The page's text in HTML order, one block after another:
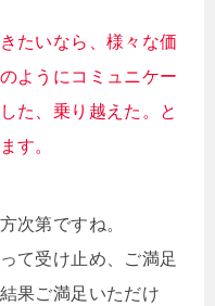
たいなら、様々な価
ようにコミュニケー
た、乗り越えた。と
す。
次第ですね。
て受け止め、ご満足
果ご満足いただけ